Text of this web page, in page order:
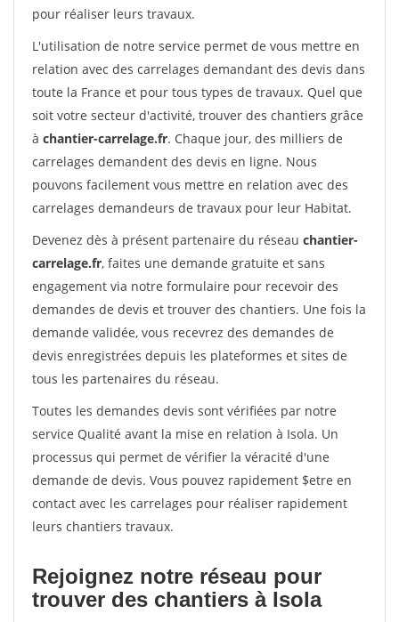
pour réaliser leurs travaux.
L'utilisation de notre service permet de vous mettre en
relation avec des carrelages demandant des devis dans
toute la France et pour tous types de travaux. Quel que
soit votre secteur d'activité, trouver des chantiers grâce
à chantier-carrelage.fr. Chaque jour, des milliers de
carrelages demandent des devis en ligne. Nous
pouvons facilement vous mettre en relation avec des
carrelages demandeurs de travaux pour leur Habitat.
Devenez dès à présent partenaire du réseau chantier-
carrelage.fr, faites une demande gratuite et sans
engagement via notre formulaire pour recevoir des
demandes de devis et trouver des chantiers. Une fois la
demande validée, vous recevrez des demandes de
devis enregistrées depuis les plateformes et sites de
tous les partenaires du réseau.
Toutes les demandes devis sont vérifiées par notre
service Qualité avant la mise en relation à Isola. Un
processus qui permet de vérifier la véracité d'une
demande de devis. Vous pouvez rapidement $etre en
contact avec les carrelages pour réaliser rapidement
leurs chantiers travaux.
Rejoignez notre réseau pour
trouver des chantiers à Isola